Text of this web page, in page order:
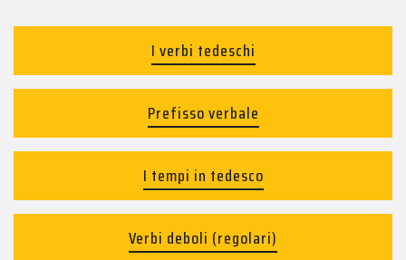
I verbi tedeschi
Prefisso verbale
I tempi in tedesco
Verbi deboli (regolari)